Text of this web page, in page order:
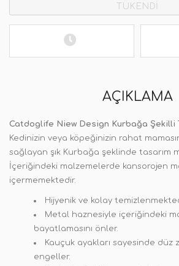
TÜKENDİ
AÇIKLAMA
Catdoglife Niew Design Kurbağa Şekilli
Kedinizin veya köpeğinizin rahat
sağlayan şık Kurbağa şeklinde tasarım
İçeriğindeki malzemelerde kansorojen
içermemektedir.
Hijyenik ve kolay
Metal haznesiyle içeriğindeki
bayatlamasını önler.
Kauçuk ayakları sayesinde düz
engeller.